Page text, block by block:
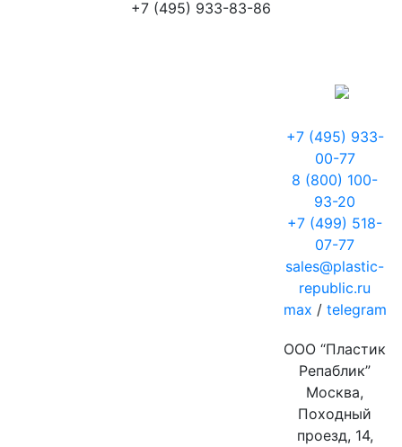
+7 (495) 933-83-86
+7 (495) 933-
00-77
8 (800) 100-
93-20
+7 (499) 518-
07-77
sales@plastic-
republic.ru
max / telegram
ООО “Пластик
Репаблик”
Москва,
Походный
проезд, 14,